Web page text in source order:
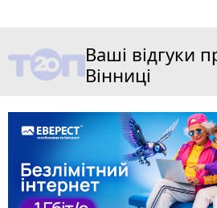
Ваші відгуки
Вінниці